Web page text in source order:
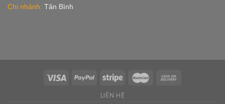
Chi nhánh: Tân Bình
LIÊN HỆ